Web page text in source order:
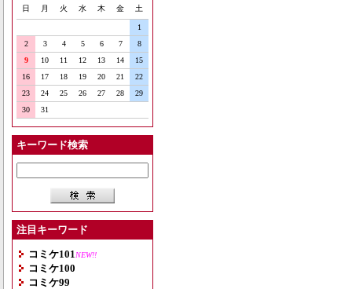
日 月 火 水 木 金 土
1
2
3 4 5 6 7
8
9
10 11 12 13 14
15
16
17 18 19 20 21
22
23
24 25 26 27 28
29
30
31
キーワード検索
注目キーワード
コミケ101 NEW!!
コミケ100
コミケ99